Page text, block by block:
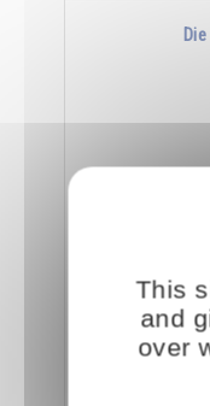
Omraam
ganze Lehre
Vaterunser
This
and
over